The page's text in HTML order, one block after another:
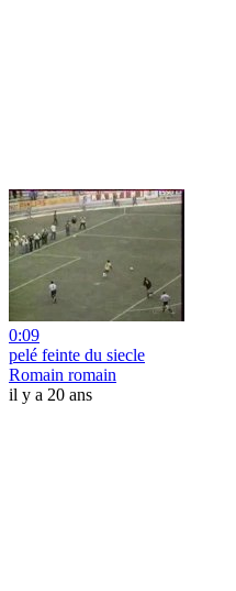
0:09
pelé feinte du siecle
Romain romain
il y a 20 ans